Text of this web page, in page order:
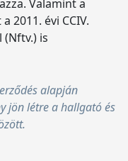
Valamint a
2011. évi CCIV.
is
alapján
jön létre a hallgató és